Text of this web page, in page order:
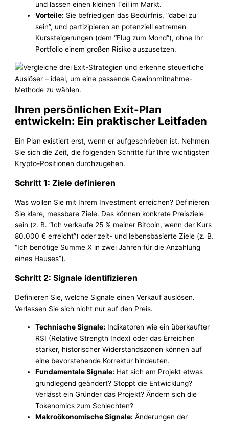
und lassen einen kleinen Teil im Markt.
Vorteile: Sie befriedigen das Bedürfnis, “dabei zu
sein”, und partizipieren an potenziell extremen
Kurssteigerungen (dem “Flug zum Mond”), ohne Ihr
Portfolio einem großen Risiko auszusetzen.
Ihren persönlichen Exit-Plan
entwickeln: Ein praktischer Leitfaden
Ein Plan existiert erst, wenn er aufgeschrieben ist. Nehmen
Sie sich die Zeit, die folgenden Schritte für Ihre wichtigsten
Krypto-Positionen durchzugehen.
Schritt 1: Ziele definieren
Was wollen Sie mit Ihrem Investment erreichen? Definieren
Sie klare, messbare Ziele. Das können konkrete Preisziele
sein (z. B. “Ich verkaufe 25 % meiner Bitcoin, wenn der Kurs
80.000 € erreicht”) oder zeit- und lebensbasierte Ziele (z. B.
“Ich benötige Summe X in zwei Jahren für die Anzahlung
eines Hauses”).
Schritt 2: Signale identifizieren
Definieren Sie, welche Signale einen Verkauf auslösen.
Verlassen Sie sich nicht nur auf den Preis.
Technische Signale: Indikatoren wie ein überkaufter
RSI (Relative Strength Index) oder das Erreichen
starker, historischer Widerstandszonen können auf
eine bevorstehende Korrektur hindeuten.
Fundamentale Signale: Hat sich am Projekt etwas
grundlegend geändert? Stoppt die Entwicklung?
Verlässt ein Gründer das Projekt? Ändern sich die
Tokenomics zum Schlechten?
Makroökonomische Signale: Änderungen der